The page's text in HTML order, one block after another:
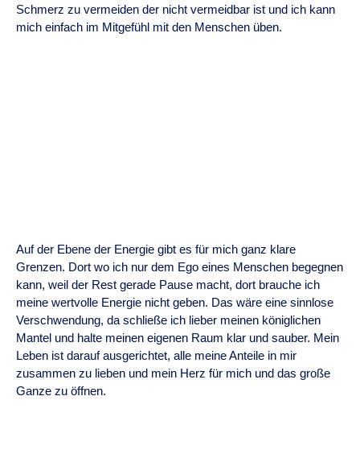
Schmerz zu vermeiden der nicht vermeidbar ist und ich kann
mich einfach im Mitgefühl mit den Menschen üben.
Auf der Ebene der Energie gibt es für mich ganz klare
Grenzen. Dort wo ich nur dem Ego eines Menschen begegnen
kann, weil der Rest gerade Pause macht, dort brauche ich
meine wertvolle Energie nicht geben. Das wäre eine sinnlose
Verschwendung, da schließe ich lieber meinen königlichen
Mantel und halte meinen eigenen Raum klar und sauber. Mein
Leben ist darauf ausgerichtet, alle meine Anteile in mir
zusammen zu lieben und mein Herz für mich und das große
Ganze zu öffnen.